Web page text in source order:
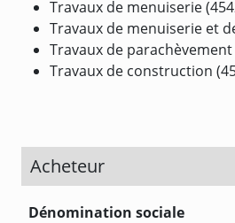
Travaux de menuiserie
Travaux de menuiserie et
Travaux de
Travaux de construction
Acheteur
Dénomination sociale